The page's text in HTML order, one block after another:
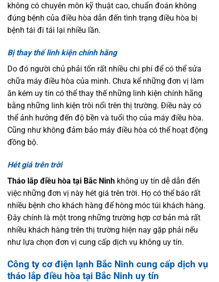
không có chuyên môn kỹ thuật cao, chuẩn đoán không
đúng bệnh của điều hòa dẫn đến tình trạng điều hòa bị
bệnh tái đi tái lại nhiều lần.
Bị thay thế linh kiện chính hãng
Do đó người chủ phải tốn rất nhiều chi phí để có thể sửa
chữa máy điều hòa của mình. Chưa kể những đơn vị làm
ăn kém uy tín có thể thay thế những linh kiện chính hãng
bằng những linh kiện trôi nổi trên thị trường. Điều này có
thể ảnh hưởng đến độ bền và tuổi thọ của máy điều hòa.
Cũng như không đảm bảo máy điều hòa có thể hoạt động
đồng bộ.
Hét giá trên trời
Tháo lắp điều hòa tại Bắc Ninh không uy tín dễ dẫn đến
việc những đơn vị này hét giá trên trời. Họ có thể báo rất
nhiều bệnh cho khách hàng để hòng móc túi khách hàng.
Đây chính là một trong những trường hợp cơ bản mà rất
nhiều khách hàng trên thị trường hiện nay gặp phải nếu
như lựa chọn đơn vị cung cấp dịch vụ không uy tín.
Công ty cơ điện lạnh Bắc Ninh cung cấp dịch vụ
tháo lắp điều hòa tại Bắc Ninh uy tín